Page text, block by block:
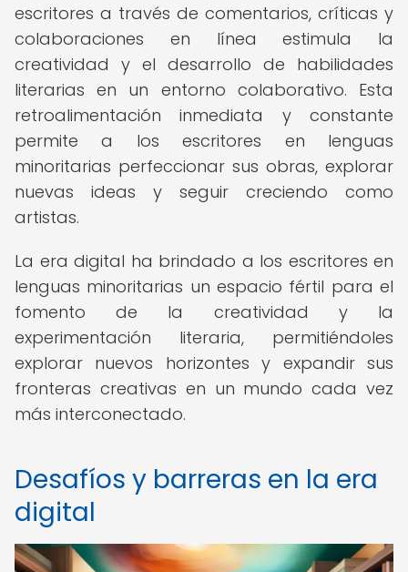
escritores a través de comentarios, críticas y
colaboraciones en línea estimula la
creatividad y el desarrollo de habilidades
literarias en un entorno colaborativo. Esta
retroalimentación inmediata y constante
permite a los escritores en lenguas
minoritarias perfeccionar sus obras, explorar
nuevas ideas y seguir creciendo como
artistas.
La era digital ha brindado a los escritores en
lenguas minoritarias un espacio fértil para el
fomento de la creatividad y la
experimentación literaria, permitiéndoles
explorar nuevos horizontes y expandir sus
fronteras creativas en un mundo cada vez
más interconectado.
Desafíos y barreras en la era
digital